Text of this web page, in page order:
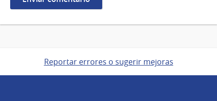
Reportar errores o sugerir mejoras